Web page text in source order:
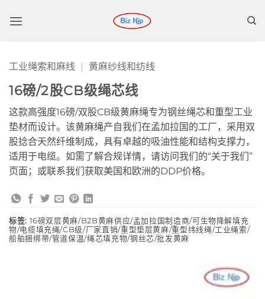
工业绳索和麻线 | 黄麻纱线和纺线
16磅/2股CB级绳芯线
这款高强度16磅/双股CB级黄麻绳专为钢丝绳芯和重型工业
垫材而设计。该黄麻绳产自我们在孟加拉国的工厂，采用双
股捻合天然纤维制成，具有卓越的吸油性能和结构支撑力，
适用于电缆。如需了解合规详情，请访问我们的“关于我们”
页面；或联系我们获取美国和欧洲的DDP价格。
标签: 16磅双层黄麻/B2B黄麻供应/孟加拉国制造商/可生物降解填充
物/电缆填充绳/CB级/厂家直销/重型垫层黄麻/重型纬线绳/工业绳索/
船舶捆绑带/管道保温/绳芯填充物/钢丝芯/批发黄麻